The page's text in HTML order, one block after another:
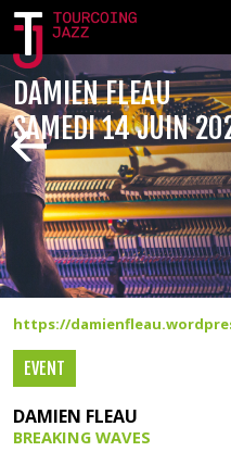
DAMIEN FLEAU
SAMEDI 14 JUIN
https://
EVENT
DAMIEN FLEAU
BREAKING WAVES